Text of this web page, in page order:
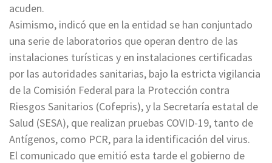
acuden.
Asimismo, indicó que en la entidad se han conjuntado
una serie de laboratorios que operan dentro de las
instalaciones turísticas y en instalaciones certificadas
por las autoridades sanitarias, bajo la estricta vigilancia
de la Comisión Federal para la Protección contra
Riesgos Sanitarios (Cofepris), y la Secretaría estatal de
Salud (SESA), que realizan pruebas COVID-19, tanto de
Antígenos, como PCR, para la identificación del virus.
El comunicado que emitió esta tarde el gobierno de